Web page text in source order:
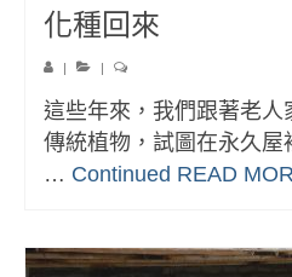
化種回來
| |
這些年來，我們跟著老人
傳統植物，試圖在永久屋
… Continued READ